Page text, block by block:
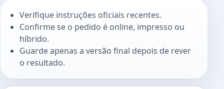
Verifique instruções oficiais recentes.
Confirme se o pedido é online, impresso ou
híbrido.
Guarde apenas a versão final depois de rever
o resultado.